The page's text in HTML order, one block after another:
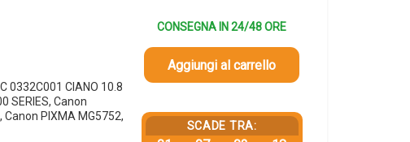
0332C001 CIANO 10.8
SERIES, Canon
Canon PIXMA MG5752,
CONSEGNA IN 24/48 ORE
Aggiungi al carrello
SCADE TRA: